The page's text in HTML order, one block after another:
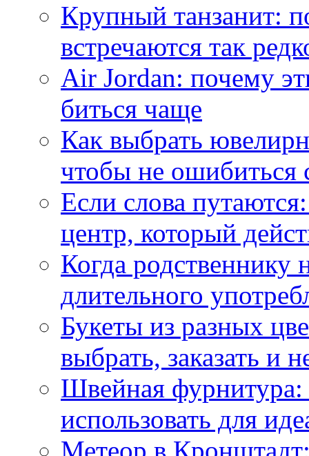
Крупный танзанит:
встречаются так
Air Jordan: почему
биться чаще
Как выбрать
чтобы не ошибиться
Если слова
центр, который
Когда
длительного
Букеты из разных
выбрать, заказать и
Швейная фурнитура:
использовать для